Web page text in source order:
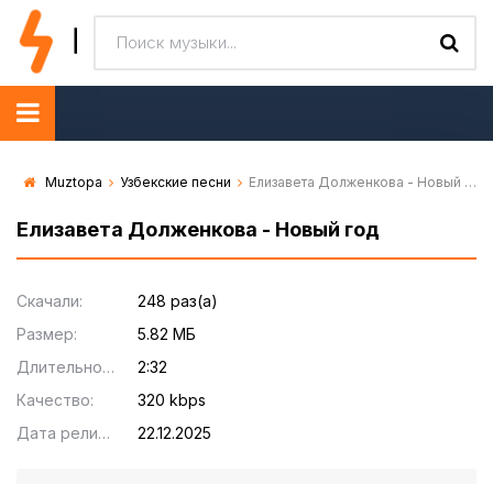
Muztopa Узбекские песни Елизавета Долженкова - Новый год
Елизавета Долженкова - Новый год
Скачали:
248 раз(а)
Размер:
5.82 МБ
Длительность:
2:32
Качество:
320 kbps
Дата релиза:
22.12.2025